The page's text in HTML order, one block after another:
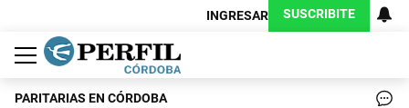
INGRESAR SUSCRIBITE
Política
Economía
Judiciales
Sociedad
Cultura
Espectáculos
Deportes
Protagonistas
PARITARIAS EN CÓRDOBA